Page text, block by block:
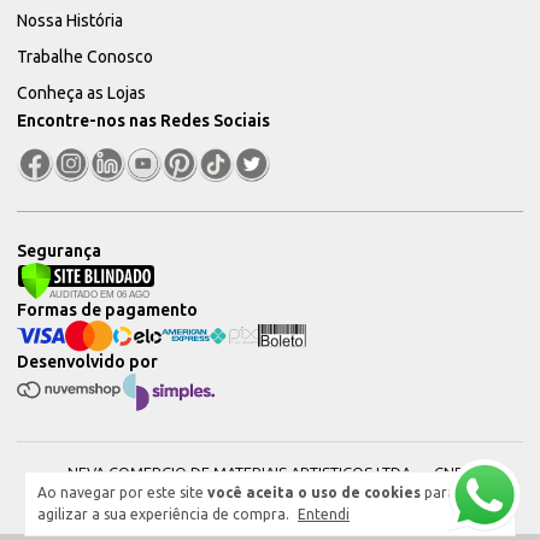
Ao navegar por este site você aceita o uso de cookies para
agilizar a sua experiência de compra.
Entendi
Nossa História
Trabalhe Conosco
Conheça as Lojas
Encontre-nos nas Redes Sociais
Segurança
Desenvolvido por
Formas de pagamento
NEVA COMERCIO DE MATERIAIS ARTISTICOS LTDA — CNPJ:
51604544000101 © 2026. Todos os direitos reservados.